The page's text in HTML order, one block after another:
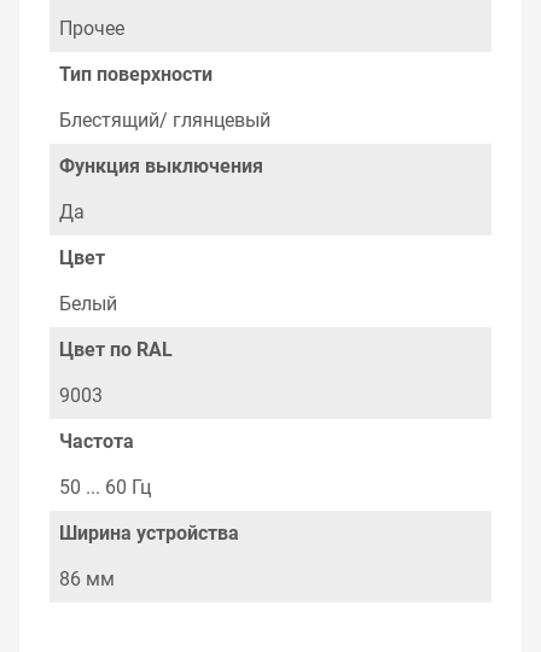
Прочее
Тип поверхности
Блестящий/ глянцевый
Функция выключения
Да
Цвет
Белый
Цвет по RAL
9003
Частота
50 ... 60 Гц
Ширина устройства
86 мм